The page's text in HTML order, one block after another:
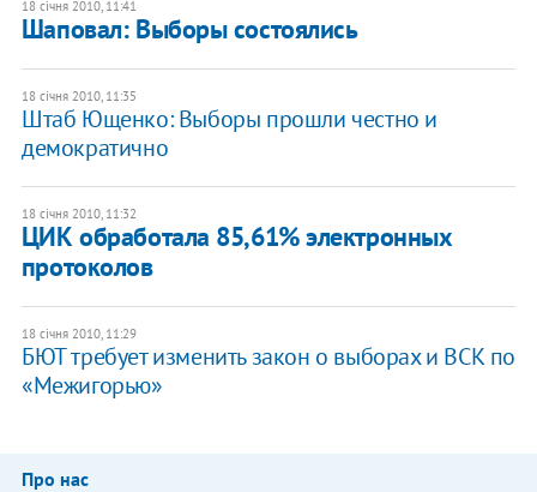
18 січня 2010, 11:41
Шаповал: Выборы состоялись
18 січня 2010, 11:35
Штаб Ющенко: Выборы прошли честно и
демократично
18 січня 2010, 11:32
ЦИК обработала 85,61% электронных
протоколов
18 січня 2010, 11:29
БЮТ требует изменить закон о выборах и ВСК по
«Межигорью»
Про нас